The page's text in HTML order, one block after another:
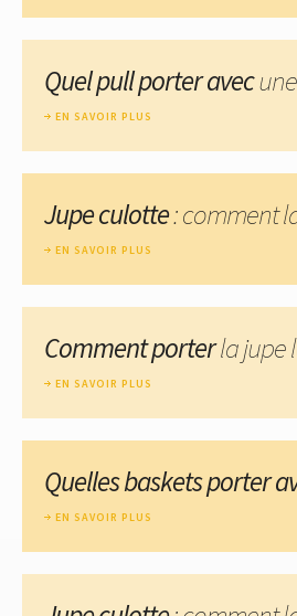
Quel pull porter avec
EN SAVOIR PLUS
Jupe culotte: comment
EN SAVOIR PLUS
Comment porterla jupe
EN SAVOIR PLUS
Quelles baskets porter
EN SAVOIR PLUS